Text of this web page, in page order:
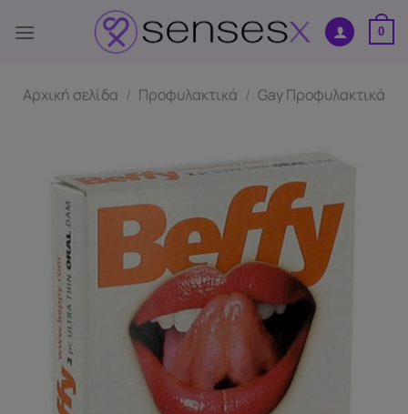
στο
0
Αρχική σελίδα / Προφυλακτικά / Gay Προφυλακτικά